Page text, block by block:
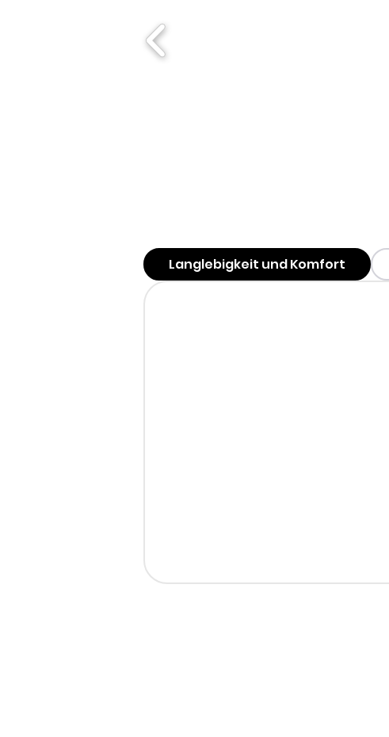
Langlebigkeit und Komfort